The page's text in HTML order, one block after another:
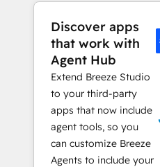
Discover apps
that work with
Agent Hub
Extend Breeze Studio
to your third-party
apps that now include
agent tools, so you
can customize Breeze
Agents to include your